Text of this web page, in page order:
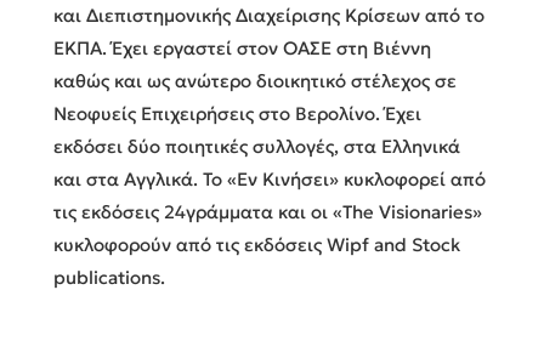
και Διεπιστημονικής Διαχείρισης Κρίσεων από το
ΕΚΠΑ. Έχει εργαστεί στον ΟΑΣΕ στη Βιέννη
καθώς και ως ανώτερο διοικητικό στέλεχος σε
Νεοφυείς Επιχειρήσεις στο Βερολίνο. Έχει
εκδόσει δύο ποιητικές συλλογές, στα Ελληνικά
και στα Αγγλικά. Το «Εν Κινήσει» κυκλοφορεί από
τις εκδόσεις 24γράμματα και οι «The Visionaries»
κυκλοφορούν από τις εκδόσεις Wipf and Stock
publications.